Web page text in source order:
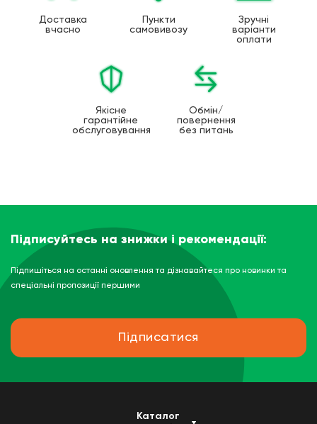
Доставка
вчасно
Пункти
самовивозу
Зручні
варіанти
оплати
Якісне
гарантійне
обслуговування
Обмін/
повернення
без питань
Підписуйтесь на знижки і рекомендації:
Підпишіться на останні оновлення та дізнавайтеся про новинки та
спеціальні пропозиції першими
Підписатися
Каталог